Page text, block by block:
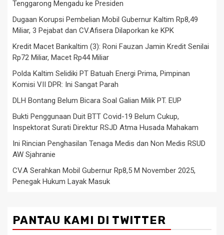
Tenggarong Mengadu ke Presiden
Dugaan Korupsi Pembelian Mobil Gubernur Kaltim Rp8,49
Miliar, 3 Pejabat dan CV.Afisera Dilaporkan ke KPK
Kredit Macet Bankaltim (3): Roni Fauzan Jamin Kredit Senilai
Rp72 Miliar, Macet Rp44 Miliar
Polda Kaltim Selidiki PT Batuah Energi Prima, Pimpinan
Komisi VII DPR: Ini Sangat Parah
DLH Bontang Belum Bicara Soal Galian Milik PT. EUP
Bukti Penggunaan Duit BTT Covid-19 Belum Cukup,
Inspektorat Surati Direktur RSJD Atma Husada Mahakam
Ini Rincian Penghasilan Tenaga Medis dan Non Medis RSUD
AW Sjahranie
CV.A Serahkan Mobil Gubernur Rp8,5 M November 2025,
Penegak Hukum Layak Masuk
PANTAU KAMI DI TWITTER